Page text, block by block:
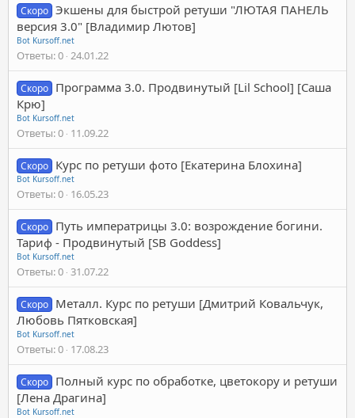
Скоро Экшены для быстрой ретуши "ЛЮТАЯ ПАНЕЛЬ
версия 3.0" [Владимир Лютов]
Bot Kursoff.net
Ответы 0 24.01.22
Скоро Программа 3.0. Продвинутый [Lil School] [Саша
Крю]
Bot Kursoff.net
Ответы 0 11.09.22
Скоро Курс по ретуши фото [Екатерина Блохина]
Bot Kursoff.net
Ответы 0 16.05.23
Скоро Путь императрицы 3.0: возрождение богини.
Тариф - Продвинутый [SB Goddess]
Bot Kursoff.net
Ответы 0 31.07.22
Скоро Металл. Курс по ретуши [Дмитрий Ковальчук,
Любовь Пятковская]
Bot Kursoff.net
Ответы 0 17.08.23
Скоро Полный курс по обработке, цветокору и ретуши
[Лена Драгина]
Bot Kursoff.net